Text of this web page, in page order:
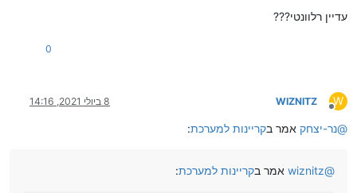
עדיין רלוונטי???
0
W
מנותק
WIZNITZ 8 ביולי 2021, 14:16
@נר-יצחק אמר בקריינות למערכת:
@
wiznitz אמר בקריינות למערכת: